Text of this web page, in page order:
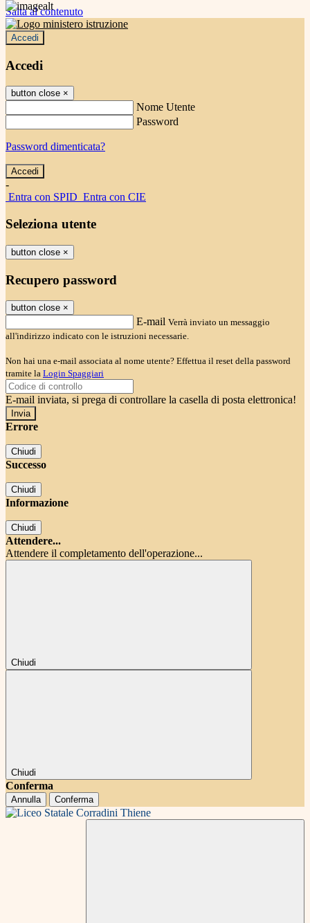
Salta al contenuto
Accedi
Accedi
button close ×
Nome Utente
Password
Password dimenticata?
-
Entra con SPID Entra con CIE
Seleziona utente
button close ×
Recupero password
button close ×
E-mail Verrà inviato un messaggio
all'indirizzo indicato con le istruzioni necessarie.
Non hai una e-mail associata al nome utente? Effettua il reset della password
tramite la Login Spaggiari
E-mail inviata, si prega di controllare la casella di posta elettronica!
Errore
Chiudi
Successo
Chiudi
Informazione
Chiudi
Attendere...
Attendere il completamento dell'operazione...
Chiudi
Chiudi
Conferma
Annulla Conferma